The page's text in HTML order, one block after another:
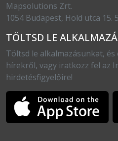
Mapsolutions Zrt.
1054 Budapest, Hold utca 15.
TÖLTSD LE
Töltsd le alkalmazásunkat,
hírekről, vagy iratkozz fel az
hirdetésfigyelőire!